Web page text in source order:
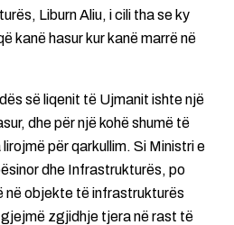
Liburn Aliu, i cili tha se ky
kanë hasur kur kanë marrë në
së liqenit të Ujmanit ishte një
dhe për një kohë shumë të
për qarkullim. Si Ministri e
dhe Infrastrukturës, po
në objekte të infrastrukturës
zgjidhje tjera në rast të